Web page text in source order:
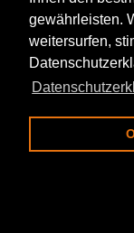
gewährleisten.
weitersurfen,